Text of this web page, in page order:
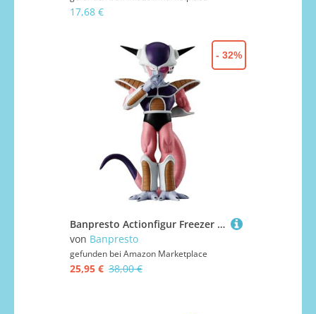
17,68 €
Banpresto Actionfigur Freezer II Dragon Ball Z, Solid Edge Works, 16 cm, BP28685P, Mehrfarbig, Sammelfigur, optimal für Anime-Fans
von Banpresto
gefunden bei Amazon Marketplace
25,95 € 38,00 €
- 32%